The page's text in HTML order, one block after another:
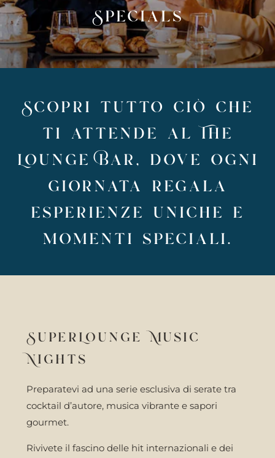
Specials
Scopri tutto ciò che
ti attende al The
Lounge Bar, dove ogni
giornata regala
esperienze uniche e
momenti speciali.
SuperLounge Music
Nights
Preparatevi ad una serie esclusiva di serate tra
cocktail d’autore, musica vibrante e sapori
gourmet.
Rivivete il fascino delle hit internazionali e dei